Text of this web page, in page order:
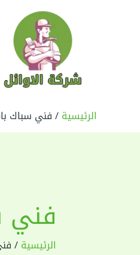
الرئيسية فني سباك
فني
الرئيسية